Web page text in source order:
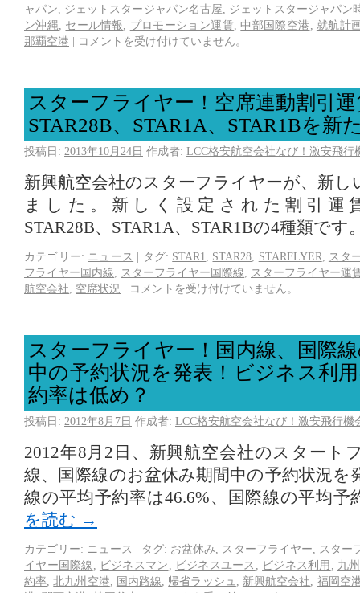
ャパン
ジェットスタージャパン名古屋
ジェットスタージャパン
ン沖縄
セール情報 プロモーション運賃 ,中部国際空港
就航計
那覇空港 | コメントを受け付けていません。
スターフライヤー！空席連動割引運
STAR28B、STAR1A、STAR1Bを新
投稿日: 2013年10月24日 作成者: LCC格安航空会社なび！激安飛行
新興航空会社のスターフライヤーが、新し
ました。新しく設定された割引運
STAR28B、STAR1A、STAR1Bの4種類です
カテゴリー: ニュース | タグ: STAR1 STAR28 STARFLYER
スタ
フライヤー国内線
スターフライヤー国際線
スターフライヤー運
航空会社
空席状況 | コメントを受け付けていません。
スターフライヤー！国内線、国際
中の予約状況を発表！ビジネス利
約率は低め？
投稿日: 2012年8月7日 作成者: LCC格安航空会社なび！激安飛行機
2012年8月2日、新興航空会社のスタート
線、国際線のお盆休み期間中の予約状況を
線の平均予約率は46.6%、国際線の平均予
を読む →
カテゴリー: ニュース | タグ: お盆休み スターフライヤー
スター
イヤー国際線
ビジネスマン ビジネスユース ビジネス利用
九
約率 ,北九州空港 国内路線 帰省ラッシュ 新興航空会社
福岡空